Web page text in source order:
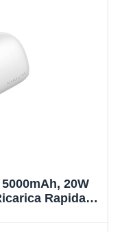
20W
Rapida,